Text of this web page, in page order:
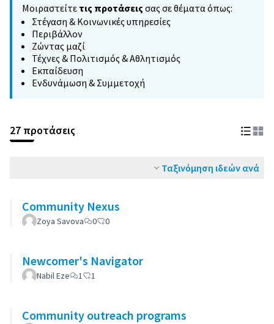
Μοιραστείτε τις προτάσεις σας σε θέματα όπως:
Στέγαση & Κοινωνικές υπηρεσίες
Περιβάλλον
Ζώντας μαζί
Τέχνες & Πολιτισμός & Αθλητισμός
Εκπαίδευση
Ενδυνάμωση & Συμμετοχή
27 προτάσεις
Ταξινόμηση ιδεών ανά
Community Nexus
Zoya Savova 0 0
Newcomer's Navigator
Nabil Eze 1 1
Community outreach programs